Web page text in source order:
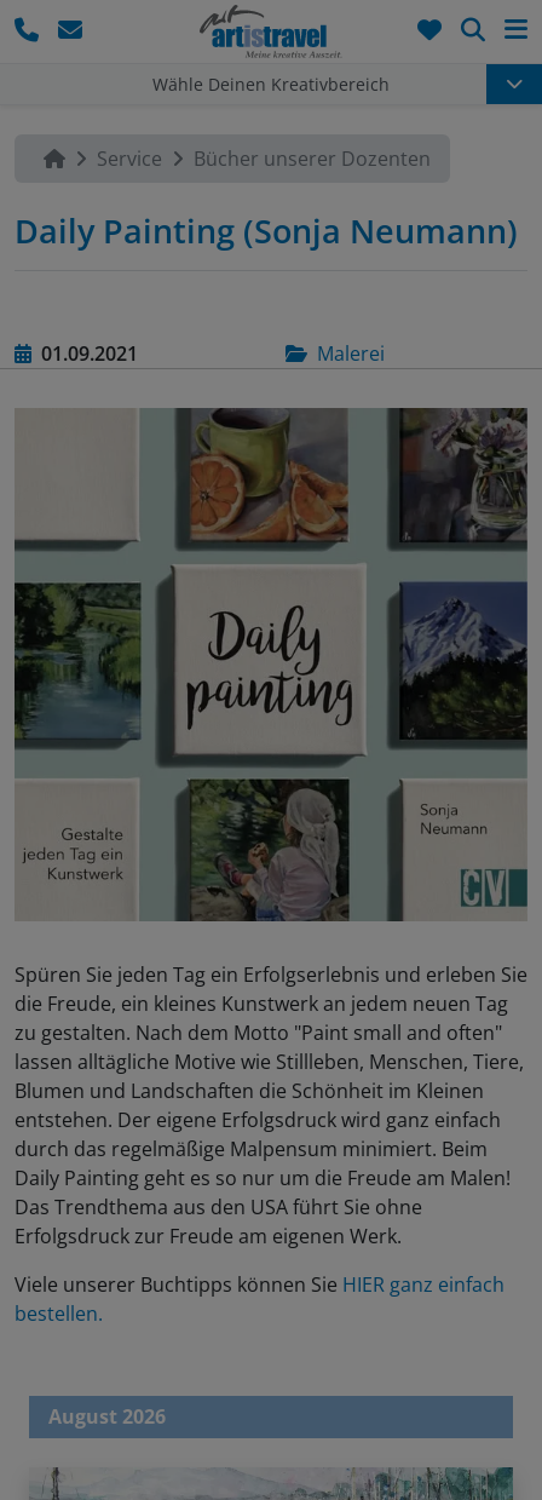
Wähle Deinen Kreativbereich
Service Bücher unserer Dozenten
Daily Painting (Sonja Neumann)
01.09.2021 Malerei
Spüren Sie jeden Tag ein Erfolgserlebnis und erleben Sie
die Freude, ein kleines Kunstwerk an jedem neuen Tag
zu gestalten. Nach dem Motto "Paint small and often"
lassen alltägliche Motive wie Stillleben, Menschen, Tiere,
Blumen und Landschaften die Schönheit im Kleinen
entstehen. Der eigene Erfolgsdruck wird ganz einfach
durch das regelmäßige Malpensum minimiert. Beim
Daily Painting geht es so nur um die Freude am Malen!
Das Trendthema aus den USA führt Sie ohne
Erfolgsdruck zur Freude am eigenen Werk.
Viele unserer Buchtipps können Sie HIER ganz einfach
bestellen.
August 2026